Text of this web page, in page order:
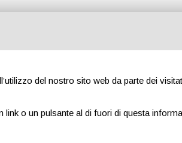
del nostro sito web da parte dei
o un pulsante al di fuori di questa